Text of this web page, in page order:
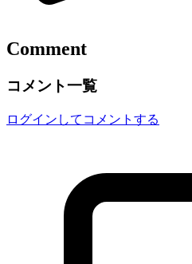
Comment
コメント一覧
ログインしてコメントする